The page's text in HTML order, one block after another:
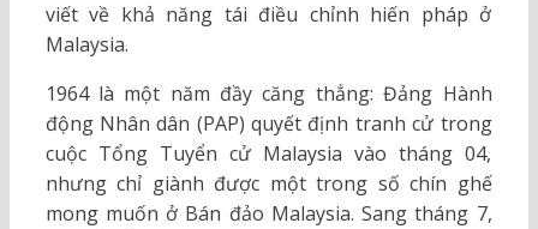
viết về khả năng tái điều chỉnh hiến pháp ở
Malaysia.
1964 là một năm đầy căng thẳng: Đảng Hành
động Nhân dân (PAP) quyết định tranh cử trong
cuộc Tổng Tuyển cử Malaysia vào tháng 04,
nhưng chỉ giành được một trong số chín ghế
mong muốn ở Bán đảo Malaysia. Sang tháng 7,